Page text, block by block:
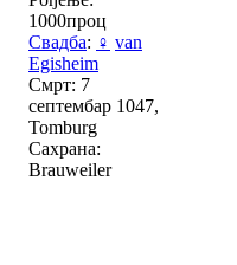
1000проц
Свадба: ♀ van
Egisheim
Смрт: 7
септембар 1047,
Tomburg
Сахрана:
Brauweiler